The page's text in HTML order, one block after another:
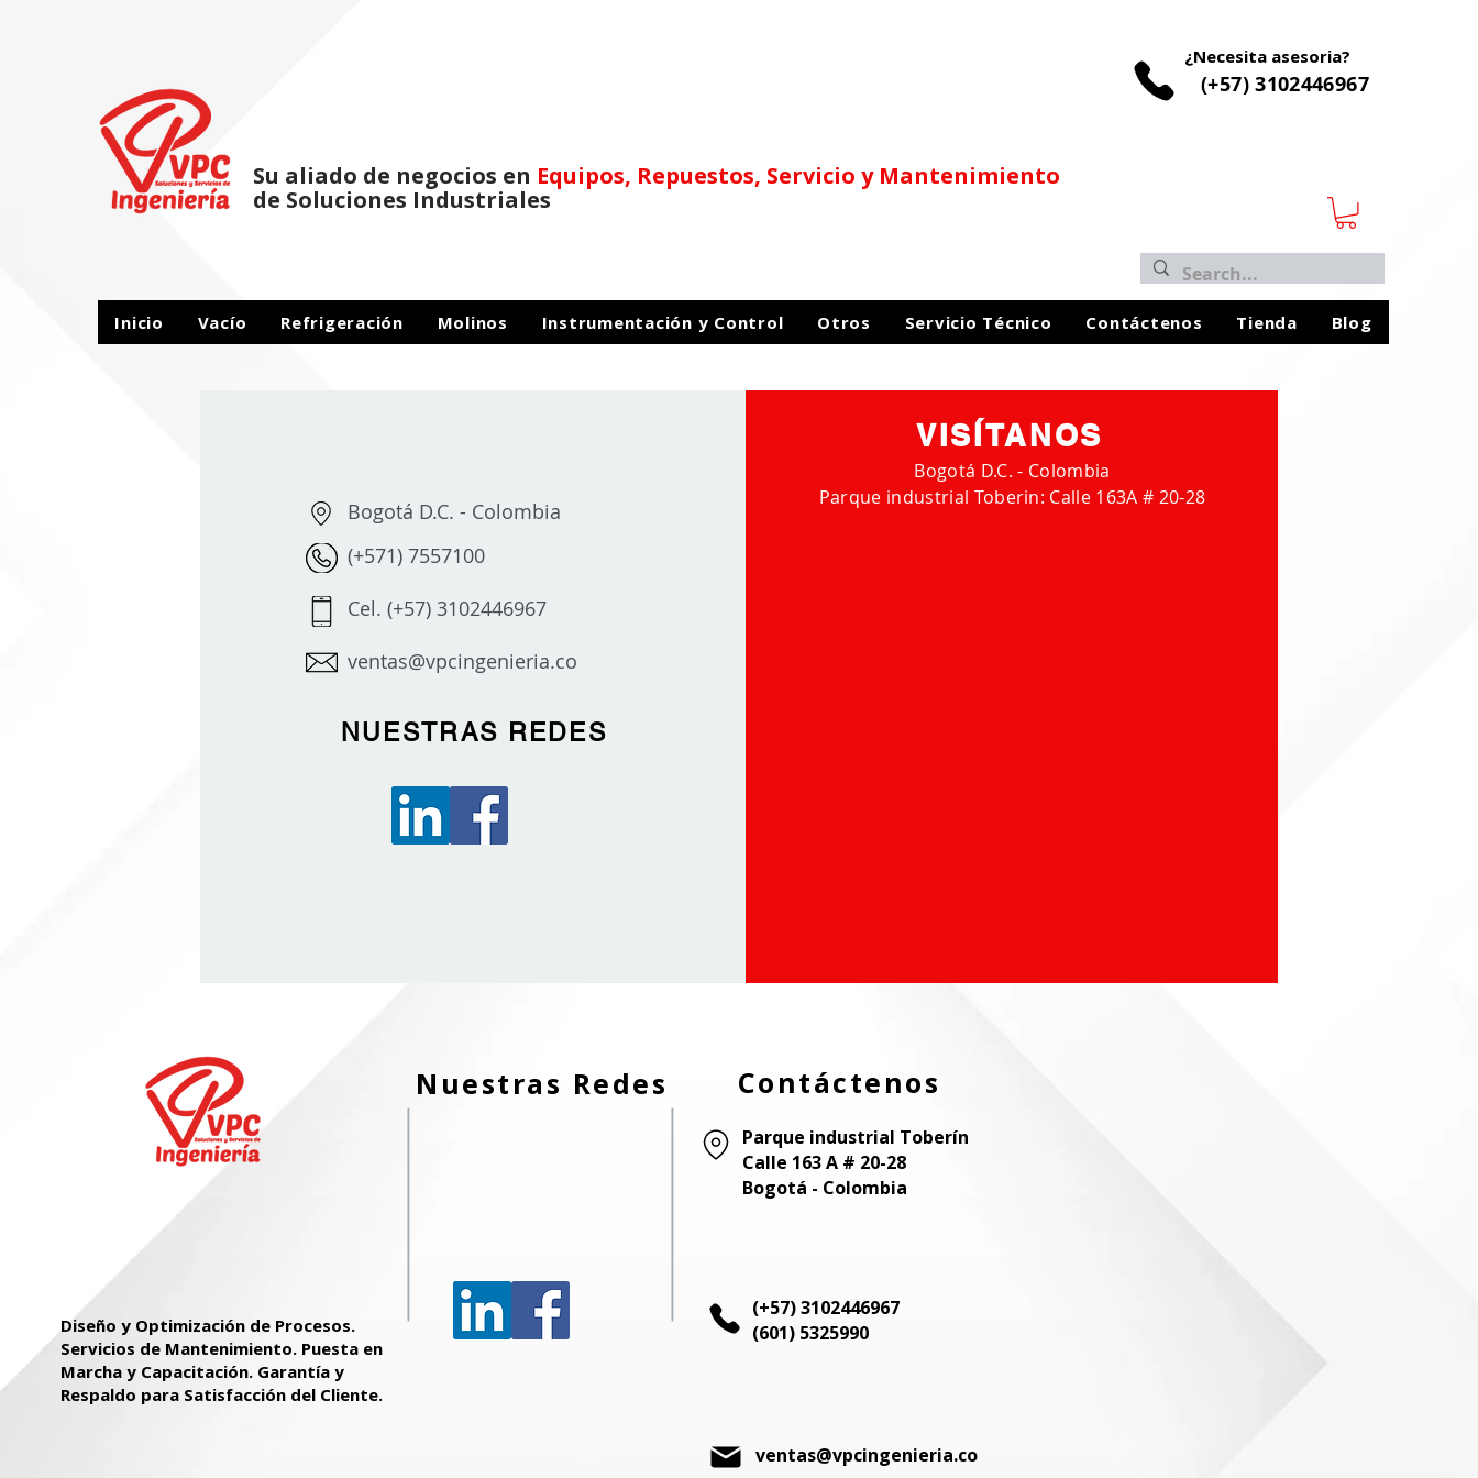
¿Necesita asesoria?
(+57) 3102446967
Su aliado de negocios en Equipos, Repuestos, Servicio y Mantenimiento
de Soluciones Industriales
Inicio Vacío Refrigeración Molinos Instrumentación y Control Otros Servicio Técnico Contáctenos Tienda Blog
(+571) 7557100
Cel. (+57) 3102446967
ventas@vpcingenieria.co
Bogotá D.C. - Colombia
NUESTRAS REDES
VISÍTANOS
Bogotá D.C. - Colombia
Parque industrial Toberin: Calle 163A # 20-28
Nuestras Redes Contáctenos
Diseño y Optimización de Procesos.
Servicios de Mantenimiento. Puesta en
Marcha y Capacitación. Garantía y
Respaldo para Satisfacción del Cliente.
Parque industrial Toberín
Calle 163 A # 20-28
Bogotá - Colombia
(+57) 3102446967
(601) 5325990
ventas@vpcingenieria.co